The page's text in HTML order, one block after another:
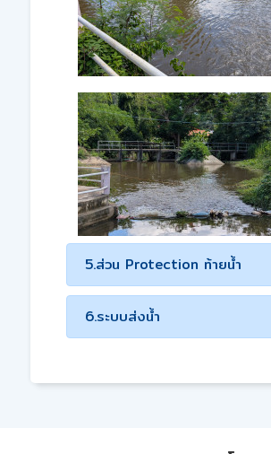
5.ส่วน Protection ท้ายน้ำ
6.ระบบส่งน้ำ